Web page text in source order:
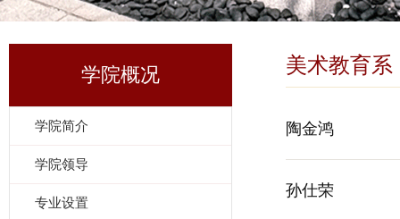
学院概况
学院简介
学院领导
专业设置
美术教育系
陶金鸿
孙仕荣